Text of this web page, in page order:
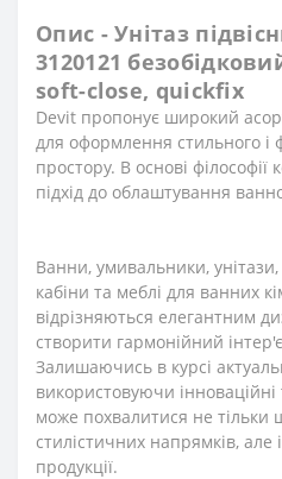
Опис - Унітаз
3120121
soft-close, quickfix
Devit пропонує широкий
для оформлення стильного і
простору. В основі філософії
підхід до облаштування
Ванни, умивальники, унітази,
кабіни та меблі для ванних
відрізняються елегантним
створити гармонійний
Залишаючись в курсі
використовуючи інноваційні
може похвалитися не
стилістичних напрямків, але
продукції.